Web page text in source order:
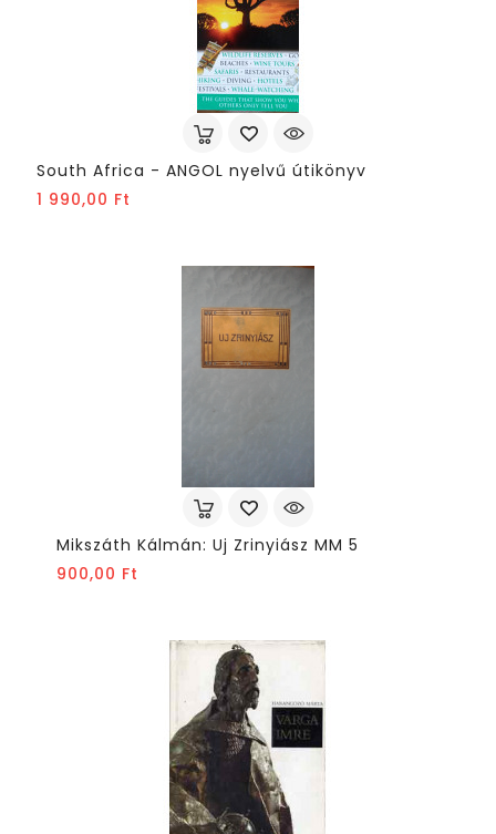
South Africa - ANGOL nyelvű útikönyv
1 990,00 Ft
Mikszáth Kálmán: Uj Zrinyiász MM 5
900,00 Ft